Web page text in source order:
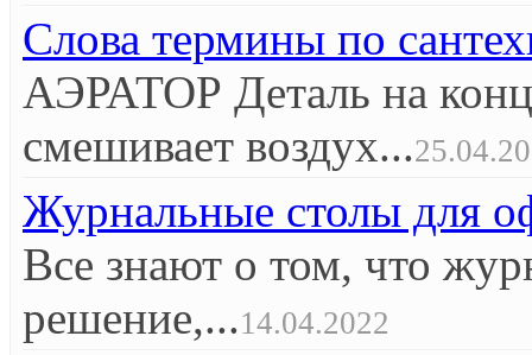
Слова термины по
АЭРАТОР Деталь на
смешивает воздух...
Журнальные столы для
Все знают о том, что
решение,...14.04.2022